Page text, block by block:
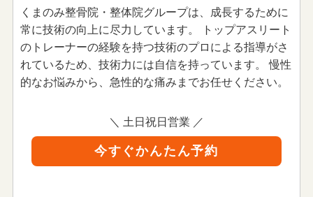
くまのみ整骨院・整体院グループは、成長するために
常に技術の向上に尽力しています。 トップアスリート
のトレーナーの経験を持つ技術のプロによる指導がさ
れているため、技術力には自信を持っています。 慢性
的なお悩みから、急性的な痛みまでお任せください。
＼ 土日祝日営業 ／
今すぐかんたん予約